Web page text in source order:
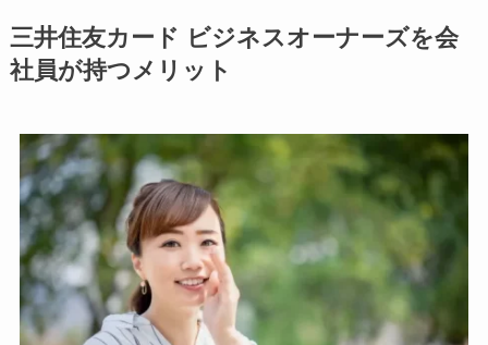
三井住友カード ビジネスオーナーズを会
社員が持つメリット